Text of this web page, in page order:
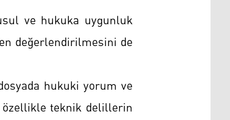
ve hukuka uygunluk
değerlendirilmesini de
hukuki yorum ve
özellikle teknik delillerin